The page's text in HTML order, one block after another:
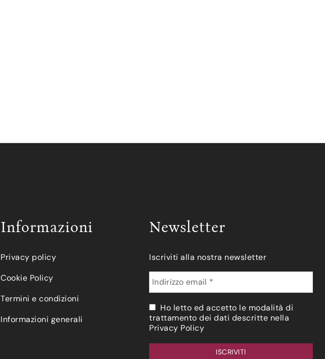
Informazioni
Privacy policy
Cookie Policy
Termini e condizioni
Informazioni generali
Newsletter
Iscriviti alla nostra newsletter
Ho letto ed accetto le modalità di
trattamento dei dati descritte nella
Privacy Policy